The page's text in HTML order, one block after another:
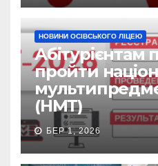
НОВИНИ ОСІВСЬКОГО ЛІЦЕЮ
Абітурієнтам
пройти
(НМТ)
БЕР 1, 2026